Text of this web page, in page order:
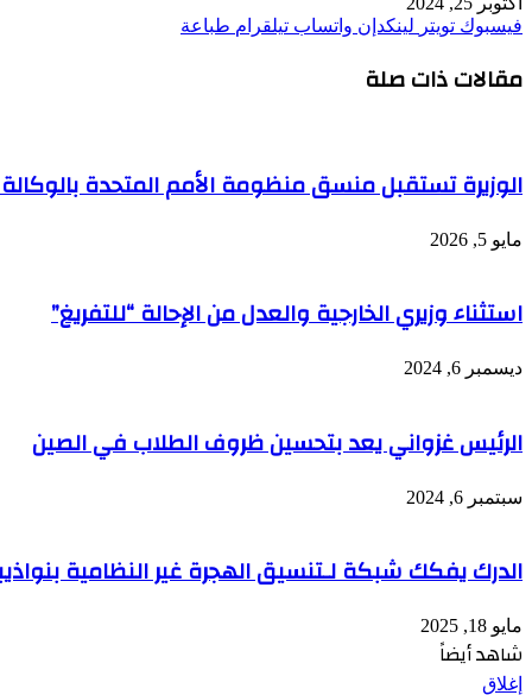
فيسبوك تويتر لينكدإن واتساب تيلقرام طباعة
مقالات ذات صلة
الوزيرة تستقبل منسق منظومة الأمم المتحدة بالوكالة
مايو 5, 2026
استثناء وزيري الخارجية والعدل من الإحالة “للتفريغ”
ديسمبر 6, 2024
الرئيس غزواني يعد بتحسين ظروف الطلاب في الصين
سبتمبر 6, 2024
الدرك يفكك شبكة لـتنسيق الهجرة غير النظامية
مايو 18, 2025
شاهد أيضاً
إغلاق